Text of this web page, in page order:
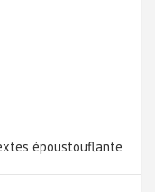
époustouflante